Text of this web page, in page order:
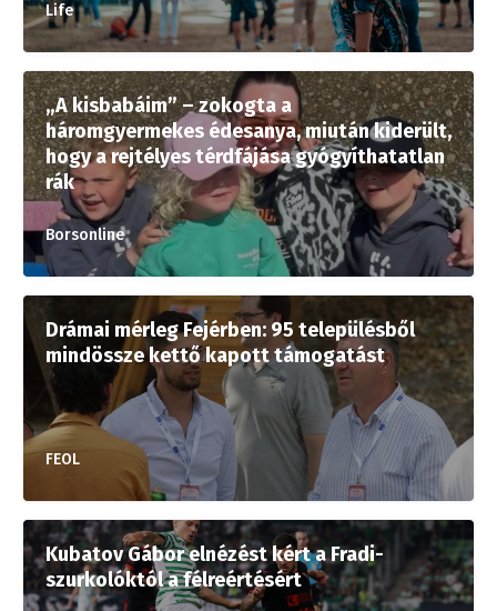
Life
„A kisbabáim” – zokogta a
háromgyermekes édesanya, miután kiderült,
hogy a rejtélyes térdfájása gyógyíthatatlan
rák
Borsonline
Drámai mérleg Fejérben: 95 településből
mindössze kettő kapott támogatást
FEOL
Kubatov Gábor elnézést kért a Fradi-
szurkolóktól a félreértésért